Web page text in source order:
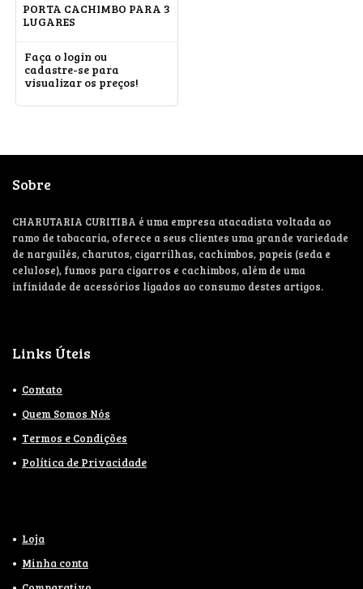
PORTA CACHIMBO PARA 3
LUGARES
Faça o login ou
cadastre-se para
visualizar os preços!
Sobre
CHARUTARIA CURITIBA é uma empresa atacadista voltada ao
ramo de tabacaria, oferece a seus clientes uma grande variedade
de narguilés, charutos, cigarrilhas, cachimbos, papeis (seda e
celulose), fumos para cigarros e cachimbos, além de uma
infinidade de acessórios ligados ao consumo destes artigos.
Links Úteis
Contato
Quem Somos Nós
Termos e Condições
Política de Privacidade
Loja
Minha conta